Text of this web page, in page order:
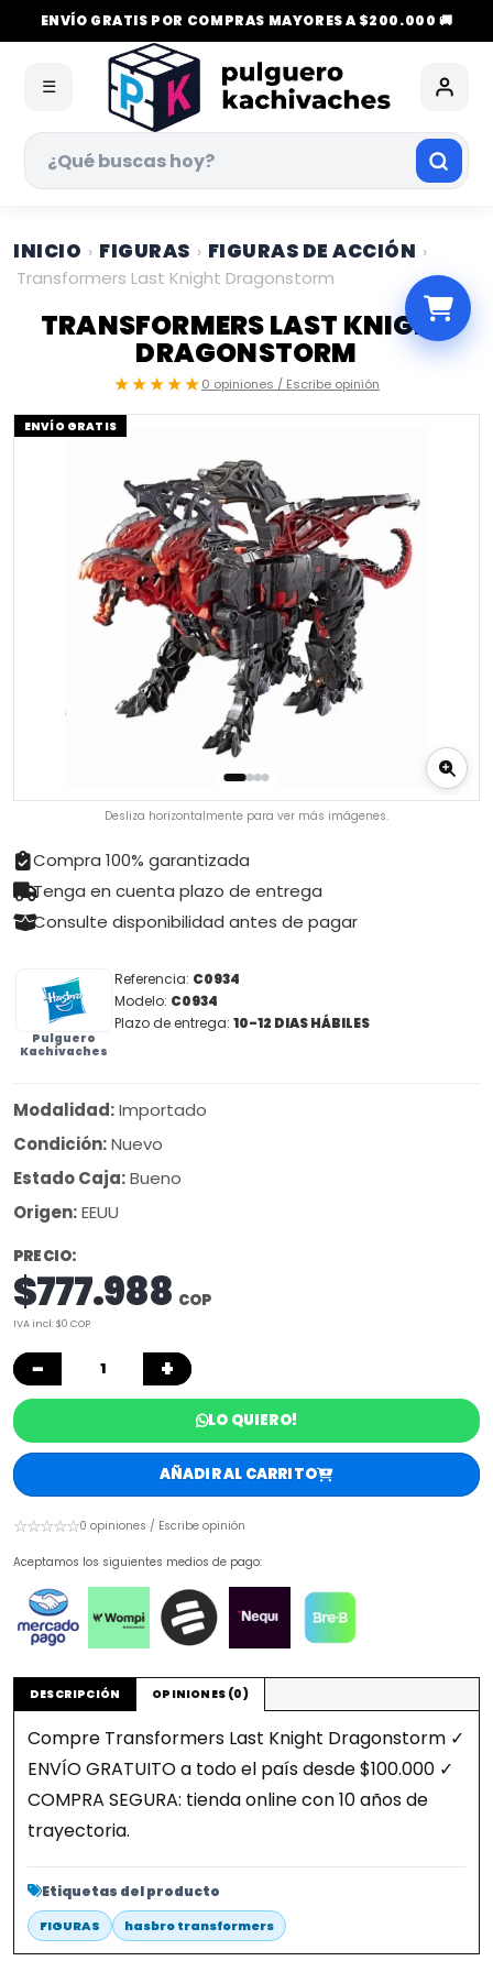
ENVÍO GRATIS POR COMPRAS MAYORES A $200.000 🚚
☰
INICIO › FIGURAS › FIGURAS DE ACCIÓN ›
Transformers Last Knight Dragonstorm
TRANSFORMERS LAST KNIGHT
DRAGONSTORM
★★★★★0 opiniones / Escribe opinión
ENVÍO GRATIS
Desliza horizontalmente para ver más imágenes.
Compra 100% garantizada
Tenga en cuenta plazo de entrega
Consulte disponibilidad antes de pagar
Pulguero
Kachivaches
Referencia: C0934
Modelo: C0934
Plazo de entrega: 10-12 DIAS HÁBILES
Modalidad:Importado
Condición:Nuevo
Estado Caja:Bueno
Origen:EEUU
PRECIO:
$777.988 COP
IVA incl: $0 COP
− +
LO QUIERO!
AÑADIR AL CARRITO
☆☆☆☆☆0 opiniones / Escribe opinión
Aceptamos los siguientes medios de pago:
DESCRIPCIÓN OPINIONES (0)
Compre Transformers Last Knight Dragonstorm ✓
ENVÍO GRATUITO a todo el país desde $100.000 ✓
COMPRA SEGURA: tienda online con 10 años de
trayectoria.
Etiquetas del producto
FIGURAS hasbro transformers